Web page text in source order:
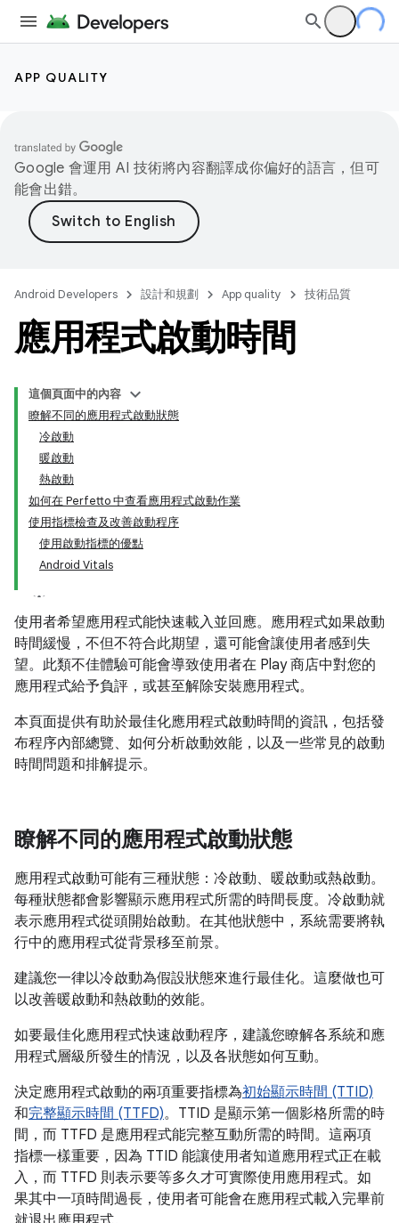
APP QUALITY
Google 會運用 AI 技術將內容翻譯成你偏好的語言，但可
能會出錯。
Android Developers 設計和規劃 App quality 技術品質
應用程式啟動時間
這個頁面中的內容
瞭解不同的應用程式啟動狀態
冷啟動
暖啟動
熱啟動
如何在 Perfetto 中查看應用程式啟動作業
使用指標檢查及改善啟動程序
使用啟動指標的優點
Android Vitals
使用者希望應用程式能快速載入並回應。應用程式如果啟動
時間緩慢，不但不符合此期望，還可能會讓使用者感到失
望。此類不佳體驗可能會導致使用者在 Play 商店中對您的
應用程式給予負評，或甚至解除安裝應用程式。
本頁面提供有助於最佳化應用程式啟動時間的資訊，包括發
布程序內部總覽、如何分析啟動效能，以及一些常見的啟動
時間問題和排解提示。
瞭解不同的應用程式啟動狀態
應用程式啟動可能有三種狀態：冷啟動、暖啟動或熱啟動。
每種狀態都會影響顯示應用程式所需的時間長度。冷啟動就
表示應用程式從頭開始啟動。在其他狀態中，系統需要將執
行中的應用程式從背景移至前景。
建議您一律以冷啟動為假設狀態來進行最佳化。這麼做也可
以改善暖啟動和熱啟動的效能。
如要最佳化應用程式快速啟動程序，建議您瞭解各系統和應
用程式層級所發生的情況，以及各狀態如何互動。
決定應用程式啟動的兩項重要指標為初始顯示時間 (TTID)
和完整顯示時間 (TTFD)。TTID 是顯示第一個影格所需的時
間，而 TTFD 是應用程式能完整互動所需的時間。這兩項
指標一樣重要，因為 TTID 能讓使用者知道應用程式正在載
入，而 TTFD 則表示要等多久才可實際使用應用程式。如
果其中一項時間過長，使用者可能會在應用程式載入完畢前